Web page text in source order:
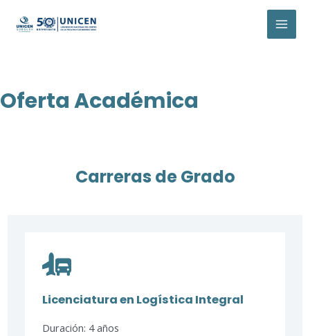
Oferta Académica
Carreras de Grado
Licenciatura en Logística Integral​
Duración: 4 años